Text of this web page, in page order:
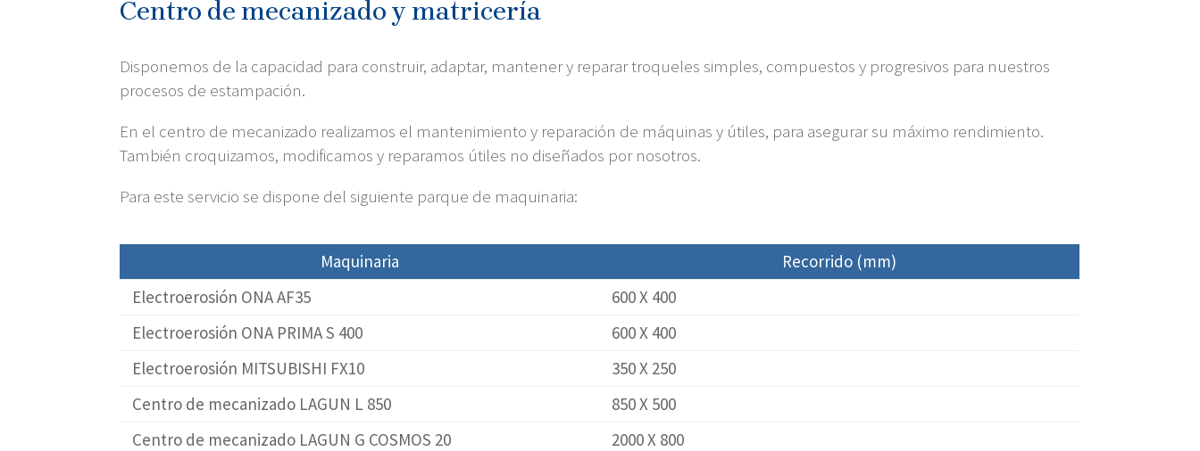
Centro de mecanizado y matricería
Disponemos de la capacidad para construir, adaptar, mantener y reparar troqueles simples, compuestos y progresivos para nuestros
procesos de estampación.
En el centro de mecanizado realizamos el mantenimiento y reparación de máquinas y útiles, para asegurar su máximo rendimiento.
También croquizamos, modificamos y reparamos útiles no diseñados por nosotros.
Para este servicio se dispone del siguiente parque de maquinaria:
Maquinaria
Recorrido (mm)
Electroerosión ONA AF35
600 X 400
Electroerosión ONA PRIMA S 400
600 X 400
Electroerosión MITSUBISHI FX10
350 X 250
Centro de mecanizado LAGUN L 850
850 X 500
Centro de mecanizado LAGUN G COSMOS 20
2000 X 800